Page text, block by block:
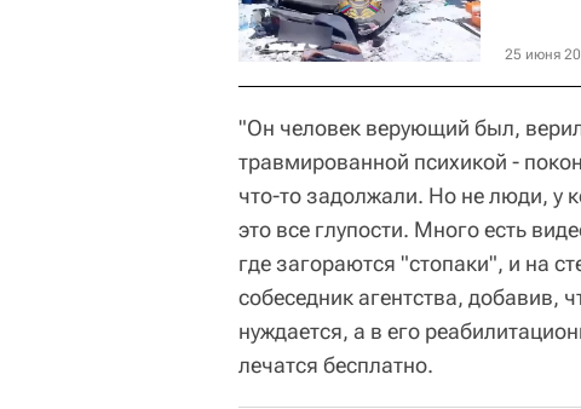
25 июня
"Он человек верующий был,
травмированной психикой -
что-то задолжали. Но не люди, у
это все глупости. Много есть
где загораются "стопаки", и на
собеседник агентства, добавив,
нуждается, а в его
лечатся бесплатно.